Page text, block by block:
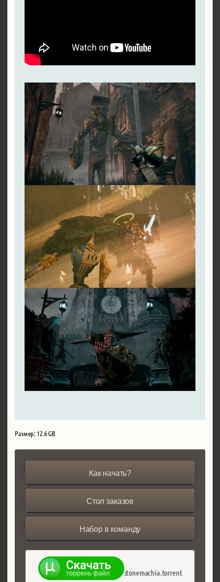
Размер: 12.6 GB
Как начать?
Стол заказов
Набор в команду
stonemachia.torrent